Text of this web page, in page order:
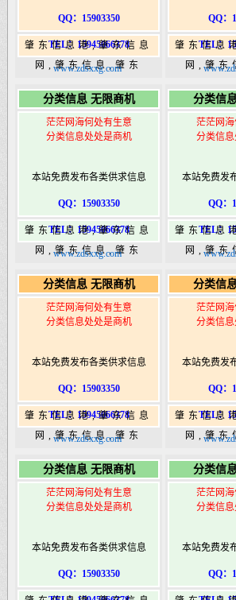
QQ：15903350
TEL：15945066378
肇东信息港,肇东信息
网,肇东信息,肇东
港|www.zhaodongshi.com
www.zdsxxg.com
QQ：
TEL：
肇东信息
网,肇东
港
分类信息 无限商机
茫茫网海何处有生意
分类信息处处是商机
本站免费发布各类供求信息
QQ：15903350
TEL：15945066378
肇东信息港,肇东信息
网,肇东信息,肇东
港|www.zhaodongshi.com
www.zdsxxg.com
分类信
茫茫网
分类信
本站免费发
QQ：
TEL：
肇东信息
网,肇东
港
分类信息 无限商机
茫茫网海何处有生意
分类信息处处是商机
本站免费发布各类供求信息
QQ：15903350
TEL：15945066378
肇东信息港,肇东信息
网,肇东信息,肇东
港|www.zhaodongshi.com
www.zdsxxg.com
分类信
茫茫网
分类信
本站免费发
QQ：
TEL：
肇东信息
网,肇东
港
分类信息 无限商机
茫茫网海何处有生意
分类信息处处是商机
本站免费发布各类供求信息
QQ：15903350
分类信
茫茫网
分类信
本站免费发
QQ：